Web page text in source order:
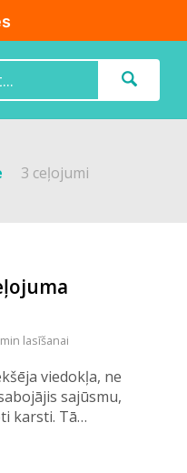
3 ceļojumi
lasīšanai
viedokļa, ne
sajūsmu,
karsti. Tā…